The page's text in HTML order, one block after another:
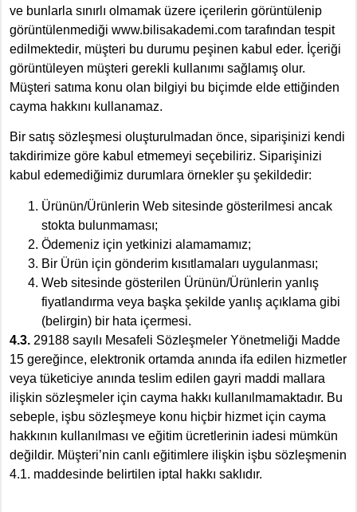
ve bunlarla sınırlı olmamak üzere içerilerin görüntülenip
görüntülenmediği www.bilisakademi.com tarafından tespit
edilmektedir, müşteri bu durumu peşinen kabul eder. İçeriği
görüntüleyen müşteri gerekli kullanımı sağlamış olur.
Müşteri satıma konu olan bilgiyi bu biçimde elde ettiğinden
cayma hakkını kullanamaz.
Bir satış sözleşmesi oluşturulmadan önce, siparişinizi kendi
takdirimize göre kabul etmemeyi seçebiliriz. Siparişinizi
kabul edemediğimiz durumlara örnekler şu şekildedir:
Ürünün/Ürünlerin Web sitesinde gösterilmesi ancak
stokta bulunmaması;
Ödemeniz için yetkinizi alamamamız;
Bir Ürün için gönderim kısıtlamaları uygulanması;
Web sitesinde gösterilen Ürünün/Ürünlerin yanlış
fiyatlandırma veya başka şekilde yanlış açıklama gibi
(belirgin) bir hata içermesi.
4.3. 29188 sayılı Mesafeli Sözleşmeler Yönetmeliği Madde
15 gereğince, elektronik ortamda anında ifa edilen hizmetler
veya tüketiciye anında teslim edilen gayri maddi mallara
ilişkin sözleşmeler için cayma hakkı kullanılmamaktadır. Bu
sebeple, işbu sözleşmeye konu hiçbir hizmet için cayma
hakkının kullanılması ve eğitim ücretlerinin iadesi mümkün
değildir. Müşteri’nin canlı eğitimlere ilişkin işbu sözleşmenin
4.1. maddesinde belirtilen iptal hakkı saklıdır.